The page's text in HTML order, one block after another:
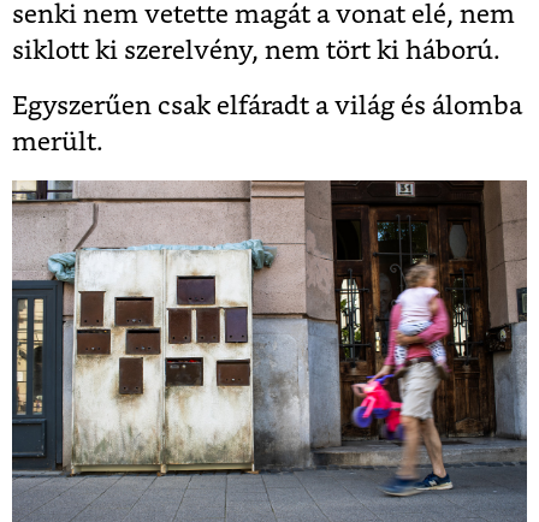
senki nem vetette magát a vonat elé, nem
siklott ki szerelvény, nem tört ki háború.
Egyszerűen csak elfáradt a világ és álomba
merült.